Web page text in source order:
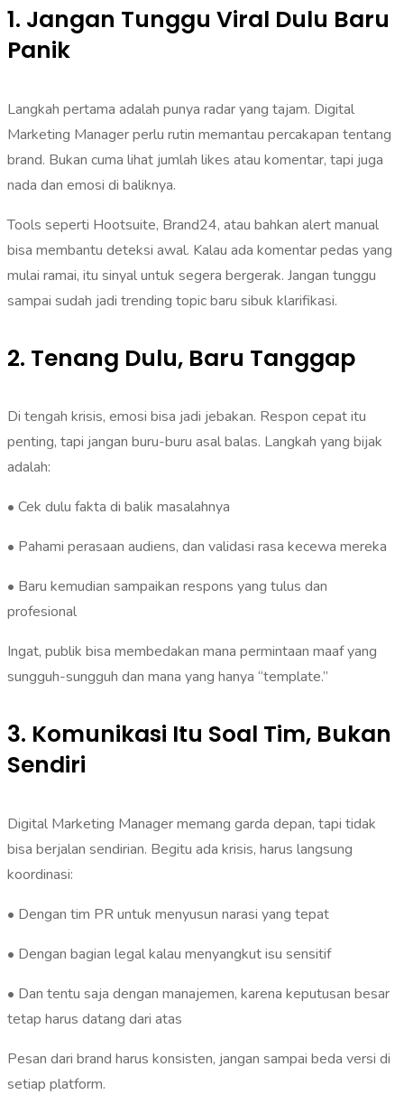
1. Jangan Tunggu Viral Dulu Baru
Panik
Langkah pertama adalah punya radar yang tajam. Digital
Marketing Manager perlu rutin memantau percakapan tentang
brand. Bukan cuma lihat jumlah likes atau komentar, tapi juga
nada dan emosi di baliknya.
Tools seperti Hootsuite, Brand24, atau bahkan alert manual
bisa membantu deteksi awal. Kalau ada komentar pedas yang
mulai ramai, itu sinyal untuk segera bergerak. Jangan tunggu
sampai sudah jadi trending topic baru sibuk klarifikasi.
2. Tenang Dulu, Baru Tanggap
Di tengah krisis, emosi bisa jadi jebakan. Respon cepat itu
penting, tapi jangan buru-buru asal balas. Langkah yang bijak
adalah:
• Cek dulu fakta di balik masalahnya
• Pahami perasaan audiens, dan validasi rasa kecewa mereka
• Baru kemudian sampaikan respons yang tulus dan
profesional
Ingat, publik bisa membedakan mana permintaan maaf yang
sungguh-sungguh dan mana yang hanya “template.”
3. Komunikasi Itu Soal Tim, Bukan
Sendiri
Digital Marketing Manager memang garda depan, tapi tidak
bisa berjalan sendirian. Begitu ada krisis, harus langsung
koordinasi:
• Dengan tim PR untuk menyusun narasi yang tepat
• Dengan bagian legal kalau menyangkut isu sensitif
• Dan tentu saja dengan manajemen, karena keputusan besar
tetap harus datang dari atas
Pesan dari brand harus konsisten, jangan sampai beda versi di
setiap platform.